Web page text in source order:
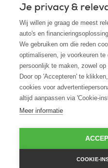
© 2025 - ROS Krediet Service
Algemene
Disclaimer
Privacy Policy
Cookies
Cookie policy
Je privacy &
Wij willen je graag de meest
auto's en
We gebruiken om die reden
optimaliseren, je voorkeuren te
persoonlijk te maken, zowel
Door op 'Accepteren' te
cookies voor
altijd aanpassen via 'Cookie-
Meer informatie
COOKIE-